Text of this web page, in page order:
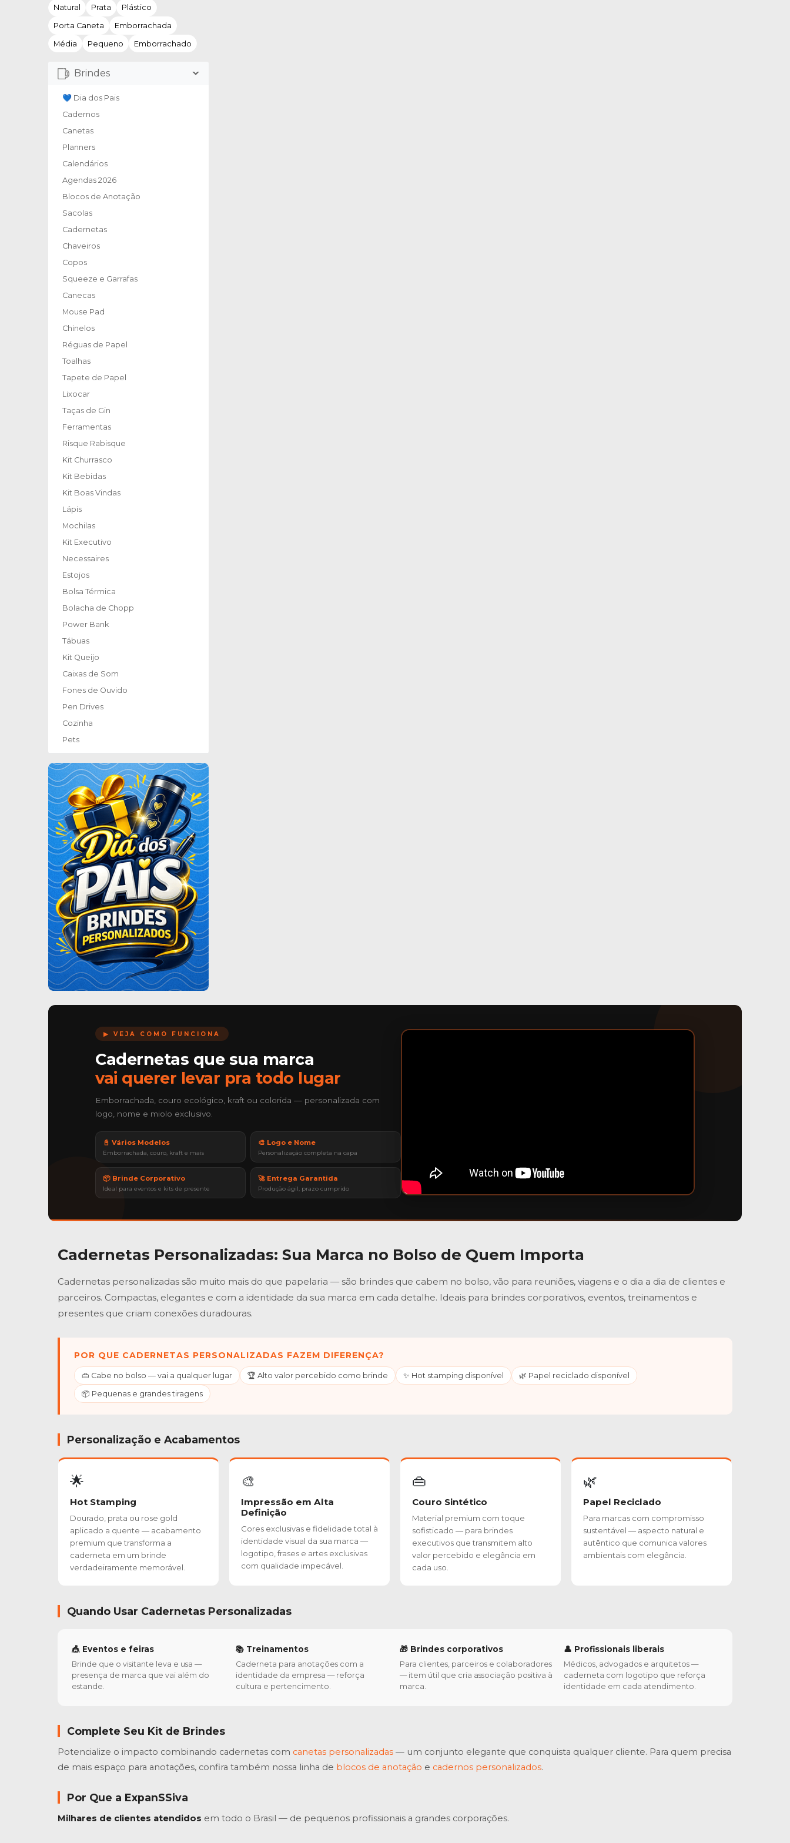
Natural Prata Plástico
Porta Caneta Emborrachada
Média Pequeno Emborrachado
Brindes
💙 Dia dos Pais
Cadernos
Canetas
Planners
Calendários
Agendas 2026
Blocos de Anotação
Sacolas
Cadernetas
Chaveiros
Copos
Squeeze e Garrafas
Canecas
Mouse Pad
Chinelos
Réguas de Papel
Toalhas
Tapete de Papel
Lixocar
Taças de Gin
Ferramentas
Risque Rabisque
Kit Churrasco
Kit Bebidas
Kit Boas Vindas
Lápis
Mochilas
Kit Executivo
Necessaires
Estojos
Bolsa Térmica
Bolacha de Chopp
Power Bank
Tábuas
Kit Queijo
Caixas de Som
Fones de Ouvido
Pen Drives
Cozinha
Pets
▶ VEJA COMO FUNCIONA
Cadernetas que sua marca
vai querer levar pra todo lugar
Emborrachada, couro ecológico, kraft ou colorida — personalizada com
logo, nome e miolo exclusivo.
📓 Vários Modelos
Emborrachada, couro, kraft e mais
🎨 Logo e Nome
Personalização completa na capa
📦 Brinde Corporativo
Ideal para eventos e kits de presente
🚀 Entrega Garantida
Produção ágil, prazo cumprido
Cadernetas Personalizadas: Sua Marca no Bolso de Quem Importa
Cadernetas personalizadas são muito mais do que papelaria — são brindes que cabem no bolso, vão para reuniões, viagens e o dia a dia de clientes e
parceiros. Compactas, elegantes e com a identidade da sua marca em cada detalhe. Ideais para brindes corporativos, eventos, treinamentos e
presentes que criam conexões duradouras.
POR QUE CADERNETAS PERSONALIZADAS FAZEM DIFERENÇA?
👜 Cabe no bolso — vai a qualquer lugar 🏆 Alto valor percebido como brinde ✨ Hot stamping disponível 🌿 Papel reciclado disponível
📦 Pequenas e grandes tiragens
Personalização e Acabamentos
🌟
Hot Stamping
Dourado, prata ou rose gold
aplicado a quente — acabamento
premium que transforma a
caderneta em um brinde
verdadeiramente memorável.
🎨
Impressão em Alta
Definição
Cores exclusivas e fidelidade total à
identidade visual da sua marca —
logotipo, frases e artes exclusivas
com qualidade impecável.
👜
Couro Sintético
Material premium com toque
sofisticado — para brindes
executivos que transmitem alto
valor percebido e elegância em
cada uso.
🌿
Papel Reciclado
Para marcas com compromisso
sustentável — aspecto natural e
autêntico que comunica valores
ambientais com elegância.
Quando Usar Cadernetas Personalizadas
🎪 Eventos e feiras
Brinde que o visitante leva e usa —
presença de marca que vai além do
estande.
📚 Treinamentos
Caderneta para anotações com a
identidade da empresa — reforça
cultura e pertencimento.
🎁 Brindes corporativos
Para clientes, parceiros e colaboradores
— item útil que cria associação positiva à
marca.
👤 Profissionais liberais
Médicos, advogados e arquitetos —
caderneta com logotipo que reforça
identidade em cada atendimento.
Complete Seu Kit de Brindes
Potencialize o impacto combinando cadernetas com canetas personalizadas — um conjunto elegante que conquista qualquer cliente. Para quem precisa
de mais espaço para anotações, confira também nossa linha de blocos de anotação e cadernos personalizados.
Por Que a ExpanSSiva
Milhares de clientes atendidos em todo o Brasil — de pequenos profissionais a grandes corporações.